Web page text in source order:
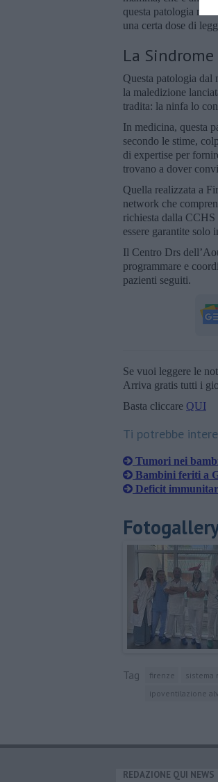
questa patologia rara
una certa dose di
La
Questa patologia dal
la maledizione
tradita: la ninfa lo
In medicina, questa
secondo le stime,
di expertise per
trovano a dover
Quella realizzata a
network che
richiesta dalla
essere garantite solo
Il Centro Drs
programmare e
pazienti seguiti.
Se vuoi leggere le
Arriva gratis tutti i
Basta cliccare QUI
Ti potrebbe
Tumori nei
Bambini feriti a
Deficit
Tag firenze sistema
ipoventilazione
REDAZIONE QUI NEWS